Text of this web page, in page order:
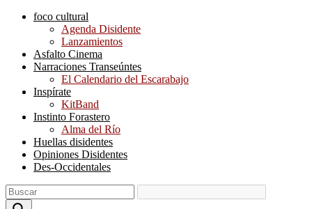
foco cultural
Agenda Disidente
Lanzamientos
Asfalto Cinema
Narraciones Transeúntes
El Calendario del Escarabajo
Inspírate
KitBand
Instinto Forastero
Alma del Río
Huellas disidentes
Opiniones Disidentes
Des-Occidentales